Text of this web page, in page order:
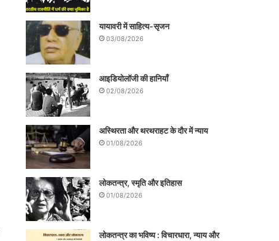
यायावरी में साहित्य-सृजन
03/08/2026
आइडियोलॉजी की हानियाँ
02/08/2026
अस्थिरता और थरथराहट के दौर में न्याय
01/08/2026
लोकतन्त्र, स्मृति और इतिहास
01/08/2026
लोकतन्त्र का भविष्य : विचारधारा, न्याय और